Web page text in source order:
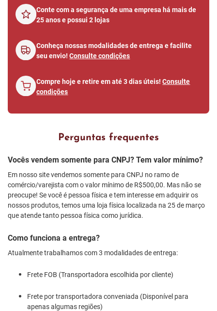
Conte com a segurança de uma empresa há mais de
25 anos e possui 2 lojas
Conheça nossas modalidades de entrega e facilite
seu envio!Consulte condições
Compre hoje e retire em até 3 dias úteis!Consulte
condições
Perguntas frequentes
Vocês vendem somente para CNPJ? Tem valor mínimo?
Em nosso site vendemos somente para CNPJ no ramo de
comércio/varejista com o valor mínimo de R$500,00. Mas não se
preocupe! Se você é pessoa física e tem interesse em adquirir os
nossos produtos, temos uma loja física localizada na 25 de março
que atende tanto pessoa física como jurídica.
Como funciona a entrega?
Atualmente trabalhamos com 3 modalidades de entrega:
Frete FOB (Transportadora escolhida por cliente)
Frete por transportadora conveniada (Disponível para
apenas algumas regiões)